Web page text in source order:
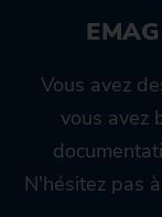
Vous avez
vous avez
N'hésitez pas